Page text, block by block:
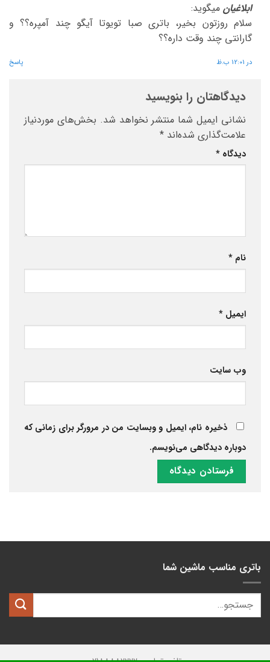
ابلاغیان میگوید:
سلام روزتون بخیر، باتری صبا تویوتا آیگو چند آمپره؟؟ و
گارانتی چند وقت داره؟؟
در 12:01 ب.ظ پاسخ
دیدگاهتان را بنویسید
نشانی ایمیل شما منتشر نخواهد شد. بخش‌های موردنیاز
علامت‌گذاری شده‌اند *
دیدگاه *
نام *
ایمیل *
وب‌ سایت
ذخیره نام، ایمیل و وبسایت من در مرورگر برای زمانی که
دوباره دیدگاهی می‌نویسم.
باتری مناسب ماشین شما